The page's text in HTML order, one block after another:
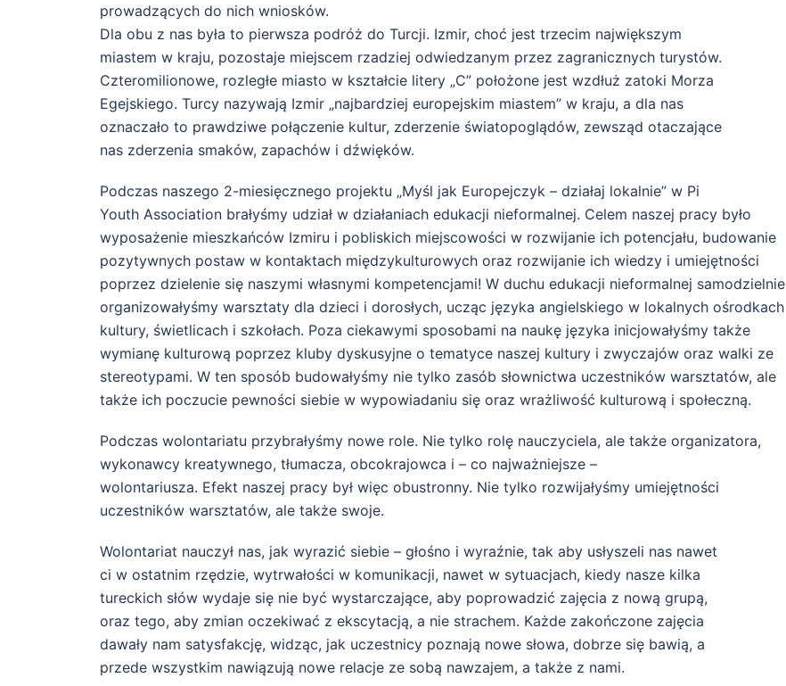
prowadzących do nich wniosków.
Dla obu z nas była to pierwsza podróż do Turcji. Izmir, choć jest trzecim największym
miastem w kraju, pozostaje miejscem rzadziej odwiedzanym przez zagranicznych turystów.
Czteromilionowe, rozległe miasto w kształcie litery „C” położone jest wzdłuż zatoki Morza
Egejskiego. Turcy nazywają Izmir „najbardziej europejskim miastem” w kraju, a dla nas
oznaczało to prawdziwe połączenie kultur, zderzenie światopoglądów, zewsząd otaczające
nas zderzenia smaków, zapachów i dźwięków.
Podczas naszego 2-miesięcznego projektu „Myśl jak Europejczyk – działaj lokalnie” w Pi
Youth Association brałyśmy udział w działaniach edukacji nieformalnej. Celem naszej pracy było
wyposażenie mieszkańców Izmiru i pobliskich miejscowości w rozwijanie ich potencjału, budowanie
pozytywnych postaw w kontaktach międzykulturowych oraz rozwijanie ich wiedzy i umiejętności
poprzez dzielenie się naszymi własnymi kompetencjami! W duchu edukacji nieformalnej samodzielnie
organizowałyśmy warsztaty dla dzieci i dorosłych, ucząc języka angielskiego w lokalnych ośrodkach
kultury, świetlicach i szkołach. Poza ciekawymi sposobami na naukę języka inicjowałyśmy także
wymianę kulturową poprzez kluby dyskusyjne o tematyce naszej kultury i zwyczajów oraz walki ze
stereotypami. W ten sposób budowałyśmy nie tylko zasób słownictwa uczestników warsztatów, ale
także ich poczucie pewności siebie w wypowiadaniu się oraz wrażliwość kulturową i społeczną.
Podczas wolontariatu przybrałyśmy nowe role. Nie tylko rolę nauczyciela, ale także organizatora,
wykonawcy kreatywnego, tłumacza, obcokrajowca i – co najważniejsze –
wolontariusza. Efekt naszej pracy był więc obustronny. Nie tylko rozwijałyśmy umiejętności
uczestników warsztatów, ale także swoje.
Wolontariat nauczył nas, jak wyrazić siebie – głośno i wyraźnie, tak aby usłyszeli nas nawet
ci w ostatnim rzędzie, wytrwałości w komunikacji, nawet w sytuacjach, kiedy nasze kilka
tureckich słów wydaje się nie być wystarczające, aby poprowadzić zajęcia z nową grupą,
oraz tego, aby zmian oczekiwać z ekscytacją, a nie strachem. Każde zakończone zajęcia
dawały nam satysfakcję, widząc, jak uczestnicy poznają nowe słowa, dobrze się bawią, a
przede wszystkim nawiązują nowe relacje ze sobą nawzajem, a także z nami.